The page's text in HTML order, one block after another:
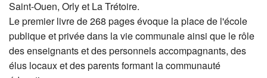
Saint-Ouen, Orly et La Trétoire.
Le premier livre de 268 pages évoque la place de l'école
publique et privée dans la vie communale ainsi que le rôle
des enseignants et des personnels accompagnants, des
élus locaux et des parents formant la communauté